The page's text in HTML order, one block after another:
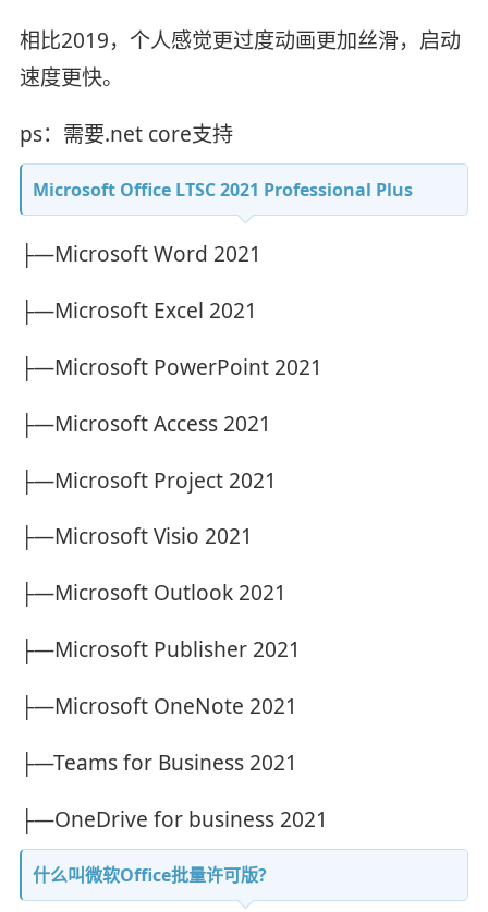
相比2019，个人感觉更过度动画更加丝滑，启动
速度更快。
ps：需要.net core支持
Microsoft Office LTSC 2021 Professional Plus
├—Microsoft Word 2021
├—Microsoft Excel 2021
├—Microsoft PowerPoint 2021
├—Microsoft Access 2021
├—Microsoft Project 2021
├—Microsoft Visio 2021
├—Microsoft Outlook 2021
├—Microsoft Publisher 2021
├—Microsoft OneNote 2021
├—Teams for Business 2021
├—OneDrive for business 2021
什么叫微软Office批量许可版?